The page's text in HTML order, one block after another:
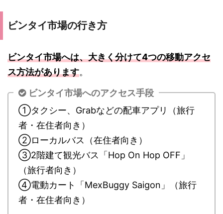
ビンタイ市場の行き方
ビンタイ市場へは、大きく分けて4つの移動アクセ
ス方法があります。
ビンタイ市場へのアクセス手段
①タクシー、Grabなどの配車アプリ（旅行
者・在住者向き）
②ローカルバス（在住者向き）
③2階建て観光バス「Hop On Hop OFF」
（旅行者向き）
④電動カート「MexBuggy Saigon」（旅行
者・在住者向き）